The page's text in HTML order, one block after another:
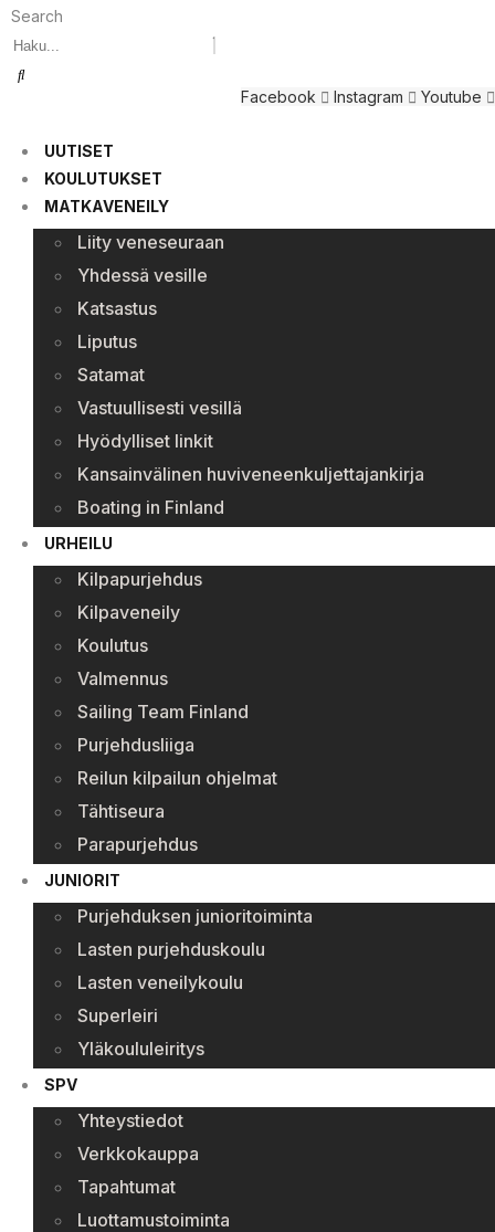
Search
Facebook Instagram Youtube
UUTISET
KOULUTUKSET
MATKAVENEILY
Liity veneseuraan
Yhdessä vesille
Katsastus
Liputus
Satamat
Vastuullisesti vesillä
Hyödylliset linkit
Kansainvälinen huviveneenkuljettajankirja
Boating in Finland
URHEILU
Kilpapurjehdus
Kilpaveneily
Koulutus
Valmennus
Sailing Team Finland
Purjehdusliiga
Reilun kilpailun ohjelmat
Tähtiseura
Parapurjehdus
JUNIORIT
Purjehduksen junioritoiminta
Lasten purjehduskoulu
Lasten veneilykoulu
Superleiri
Yläkoululeiritys
SPV
Yhteystiedot
Verkkokauppa
Tapahtumat
Luottamustoiminta